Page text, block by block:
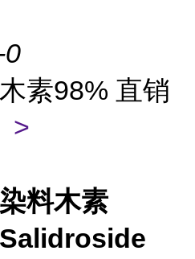
0
素98% 直销
>
料木素
Salidroside